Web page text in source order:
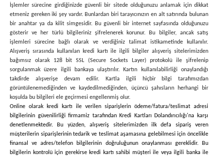
İşlemler sürecine girdiğinizde güvenli bir sitede olduğunuzu anlamak için dikkat
etmeniz gereken iki şey vardır. Bunlardan biri tarayıcınızın en alt satırında bulunan
bir anahtar ya da kilit simgesidir. Bu güvenli bir internet sayfasında olduğunuzu
gösterir ve her türlü bilgileriniz şifrelenerek korunur. Bu bilgiler, ancak satış
işlemleri sürecine bağlı olarak ve verdiğiniz talimat istikametinde kullanılır.
Alışveriş sırasında kullanılan kredi kartı ile ilgili bilgiler alışveriş sitelerimizden
bağımsız olarak 128 bit SSL (Secure Sockets Layer) protokolü ile şifrelenip
sorgulanmak üzere ilgili bankaya ulaştırılır. Kartın kullanılabilirliği onaylandığı
takdirde alışverişe devam edilir. Kartla ilgili hiçbir bilgi tarafımızdan
görüntülenemediğinden ve kaydedilmediğinden, üçüncü şahısların herhangi bir
koşulda bu bilgileri ele geçirmesi engellenmiş olur.
Online olarak kredi kartı ile verilen siparişlerin ödeme/fatura/teslimat adresi
bilgilerinin güvenilirliği firmamiz tarafından Kredi Kartları Dolandırıcılığı'na karşı
denetlenmektedir. Bu yüzden, alışveriş sitelerimizden ilk defa sipariş veren
müşterilerin siparişlerinin tedarik ve teslimat aşamasına gelebilmesi için öncelikle
finansal ve adres/telefon bilgilerinin doğruluğunun onaylanması gereklidir. Bu
bilgilerin kontrolü için gerekirse kredi kartı sahibi müşteri ile veya ilgili banka ile